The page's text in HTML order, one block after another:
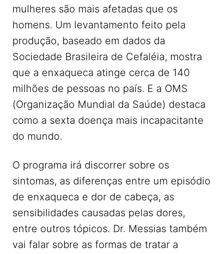
mulheres são mais afetadas que os
homens. Um levantamento feito pela
produção, baseado em dados da
Sociedade Brasileira de Cefaléia, mostra
que a enxaqueca atinge cerca de 140
milhões de pessoas no país. E a OMS
(Organização Mundial da Saúde) destaca
como a sexta doença mais incapacitante
do mundo.
O programa irá discorrer sobre os
sintomas, as diferenças entre um episódio
de enxaqueca e dor de cabeça, as
sensibilidades causadas pelas dores,
entre outros tópicos. Dr. Messias também
vai falar sobre as formas de tratar a